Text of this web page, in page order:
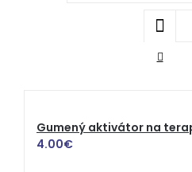
Gumený aktivátor na
4.00€